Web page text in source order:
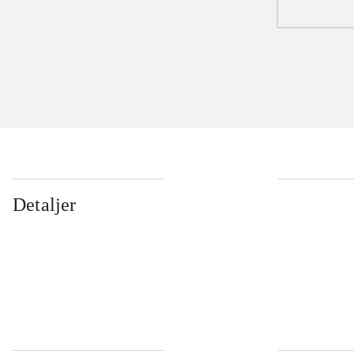
Detaljer